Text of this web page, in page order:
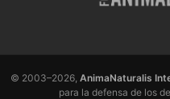
© 2003–2026, AnimaNaturalis
para la defensa de los